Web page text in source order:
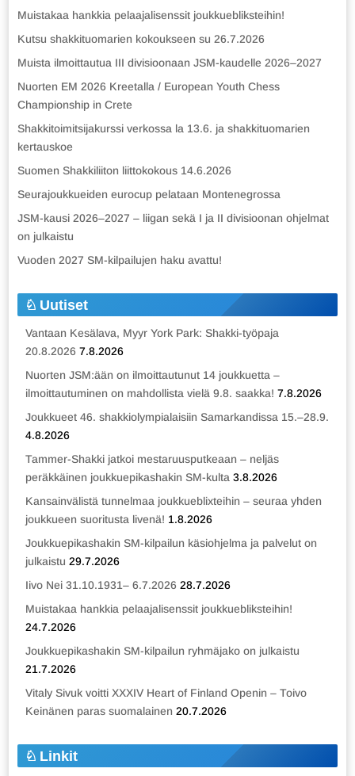
Muistakaa hankkia pelaajalisenssit joukkuebliksteihin!
Kutsu shakkituomarien kokoukseen su 26.7.2026
Muista ilmoittautua III divisioonaan JSM-kaudelle 2026–2027
Nuorten EM 2026 Kreetalla / European Youth Chess
Championship in Crete
Shakkitoimitsijakurssi verkossa la 13.6. ja shakkituomarien
kertauskoe
Suomen Shakkiliiton liittokokous 14.6.2026
Seurajoukkueiden eurocup pelataan Montenegrossa
JSM-kausi 2026–2027 – liigan sekä I ja II divisioonan ohjelmat
on julkaistu
Vuoden 2027 SM-kilpailujen haku avattu!
Uutiset
Vantaan Kesälava, Myyr York Park: Shakki-työpaja
20.8.2026 7.8.2026
Nuorten JSM:ään on ilmoittautunut 14 joukkuetta –
ilmoittautuminen on mahdollista vielä 9.8. saakka! 7.8.2026
Joukkueet 46. shakkiolympialaisiin Samarkandissa 15.–28.9.
4.8.2026
Tammer-Shakki jatkoi mestaruusputkeaan – neljäs
peräkkäinen joukkuepikashakin SM-kulta 3.8.2026
Kansainvälistä tunnelmaa joukkueblixteihin – seuraa yhden
joukkueen suoritusta livenä! 1.8.2026
Joukkuepikashakin SM-kilpailun käsiohjelma ja palvelut on
julkaistu 29.7.2026
Iivo Nei 31.10.1931– 6.7.2026 28.7.2026
Muistakaa hankkia pelaajalisenssit joukkuebliksteihin!
24.7.2026
Joukkuepikashakin SM-kilpailun ryhmäjako on julkaistu
21.7.2026
Vitaly Sivuk voitti XXXIV Heart of Finland Openin – Toivo
Keinänen paras suomalainen 20.7.2026
Linkit